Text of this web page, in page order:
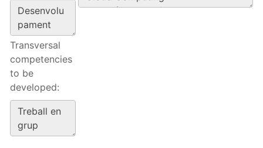
Transversal
competencies
to be
developed: